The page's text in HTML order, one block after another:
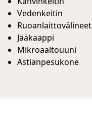
Vedenkeitin
Ruoanlaittovälineet
Jääkaappi
Mikroaaltouuni
Astianpesukone